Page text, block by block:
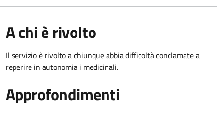
A chi è rivolto
Il servizio è rivolto a chiunque abbia difficoltà conclamate a
reperire in autonomia i medicinali.
Approfondimenti